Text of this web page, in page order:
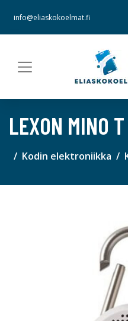
info@eliaskokoelmat.fi
LEXON MINO
Kodin elektroniikka